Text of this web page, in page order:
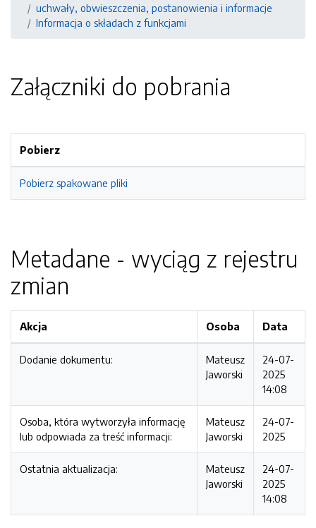
uchwały, obwieszczenia, postanowienia i informacje
Informacja o składach z funkcjami
Załączniki do pobrania
Pobierz
Pobierz spakowane pliki
Metadane - wyciąg z rejestru
zmian
Akcja Osoba Data
Dodanie dokumentu:
Mateusz
Jaworski
24-07-
2025
14:08
Osoba, która wytworzyła informację
lub odpowiada za treść informacji:
Mateusz
Jaworski
24-07-
2025
Ostatnia aktualizacja:
Mateusz
Jaworski
24-07-
2025
14:08